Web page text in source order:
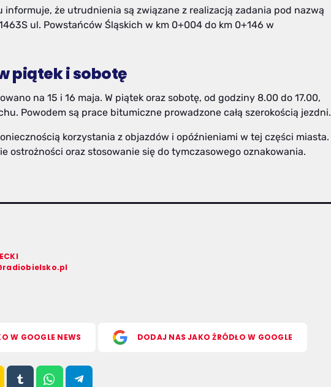
że utrudnienia są związane z realizacją zadania pod nazwą
ul. Powstańców Śląskich w km 0+004 do km 0+146 w
piątek i sobotę
na 15 i 16 maja. W piątek oraz sobotę, od godziny 8.00 do 17.00,
Powodem są prace bitumiczne prowadzone całą szerokością jezdni.
korzystania z objazdów i opóźnieniami w tej części miasta.
ostrożności oraz stosowanie się do tymczasowego oznakowania.
W GOOGLE NEWS DODAJ NAS JAKO ŹRÓDŁO W GOOGLE